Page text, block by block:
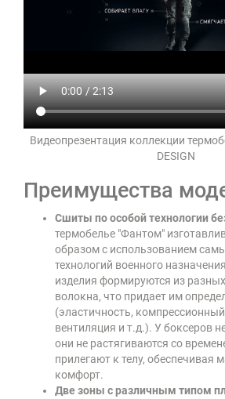
Видеопрезентация коллекции
DESIGN
Преимущества
Сшиты по особой технологии
термобелье "Фантом"
образом с использованием
технологий военного
изделия формируются из
волокна, что придает им
(эластичность,
вентиляция и т.д.). У боксеров
они не растягиваются со
прилегают к телу, обеспечивая
комфорт.
Две зоны с различным типом